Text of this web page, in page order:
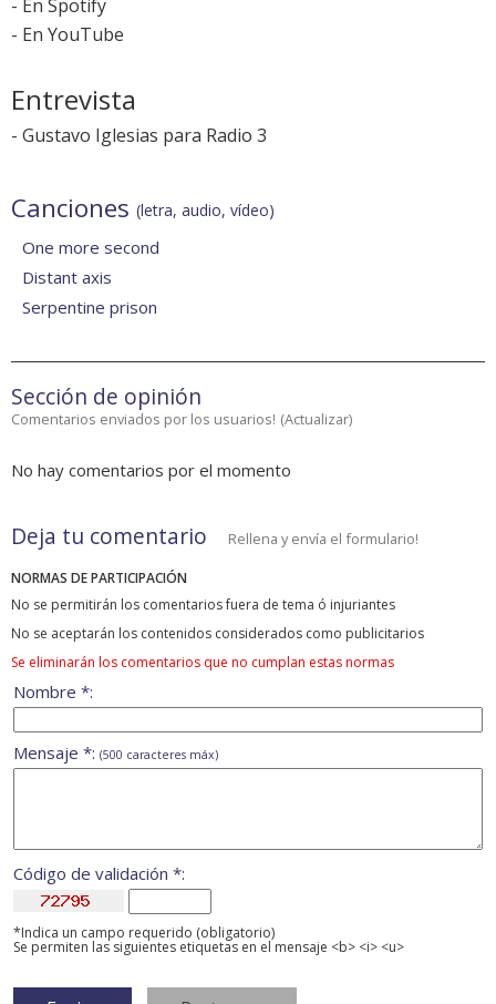
- En Spotify
- En YouTube
Entrevista
- Gustavo Iglesias para Radio 3
Canciones (letra, audio, vídeo)
One more second
Distant axis
Serpentine prison
Sección de opinión
Comentarios enviados por los usuarios! (Actualizar)
No hay comentarios por el momento
Deja tu comentario Rellena y envía el formulario!
NORMAS DE PARTICIPACIÓN
No se permitirán los comentarios fuera de tema ó injuriantes
No se aceptarán los contenidos considerados como publicitarios
Se eliminarán los comentarios que no cumplan estas normas
Nombre *:
Mensaje *: (500 caracteres máx)
Código de validación *:
*Indica un campo requerido (obligatorio)
Se permiten las siguientes etiquetas en el mensaje <b> <i> <u>